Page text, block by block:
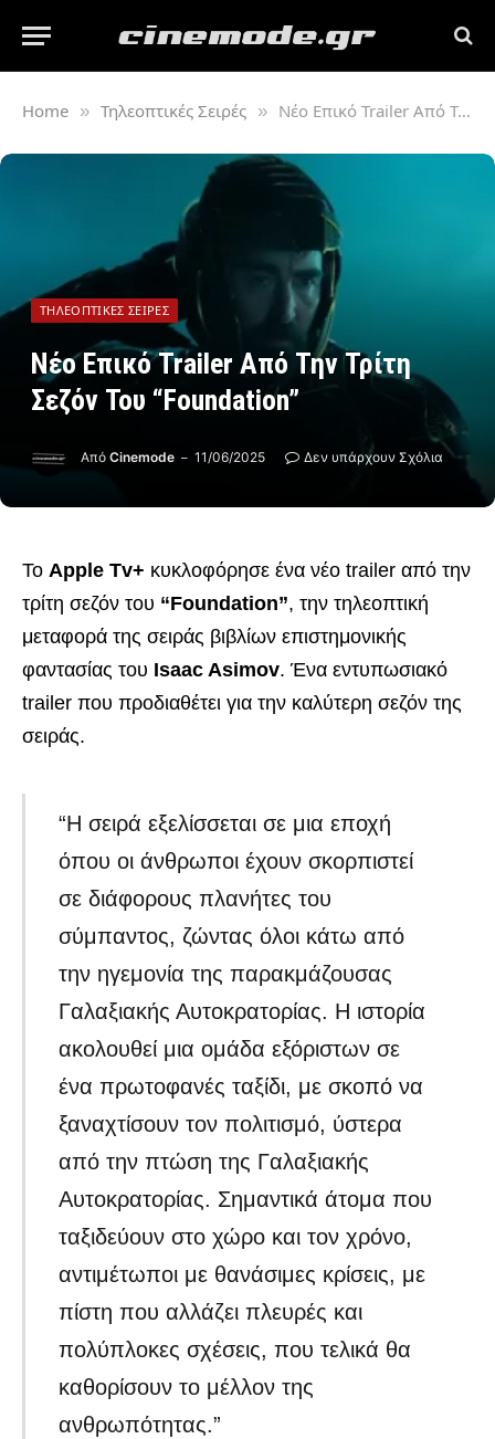
Home » Τηλεοπτικές Σειρές » Νέο Επικό Trailer Από Την Τρίτη Σεζόν Του “Foundation”
ΤΗΛΕΟΠΤΙΚΈΣ ΣΕΙΡΈΣ
Νέο Επικό Trailer Από Την Τρίτη
Σεζόν Του “Foundation”
Από Cinemode 11/06/2025 Δεν υπάρχουν Σχόλια
Το Apple Tv+ κυκλοφόρησε ένα νέο trailer από την
τρίτη σεζόν του “Foundation”, την τηλεοπτική
μεταφορά της σειράς βιβλίων επιστημονικής
φαντασίας του Isaac Asimov. Ένα εντυπωσιακό
trailer που προδιαθέτει για την καλύτερη σεζόν της
σειράς.
“Η σειρά εξελίσσεται σε μια εποχή
όπου οι άνθρωποι έχουν σκορπιστεί
σε διάφορους πλανήτες του
σύμπαντος, ζώντας όλοι κάτω από
την ηγεμονία της παρακμάζουσας
Γαλαξιακής Αυτοκρατορίας. Η ιστορία
ακολουθεί μια ομάδα εξόριστων σε
ένα πρωτοφανές ταξίδι, με σκοπό να
ξαναχτίσουν τον πολιτισμό, ύστερα
από την πτώση της Γαλαξιακής
Αυτοκρατορίας. Σημαντικά άτομα που
ταξιδεύουν στο χώρο και τον χρόνο,
αντιμέτωποι με θανάσιμες κρίσεις, με
πίστη που αλλάζει πλευρές και
πολύπλοκες σχέσεις, που τελικά θα
καθορίσουν το μέλλον της
ανθρωπότητας.”